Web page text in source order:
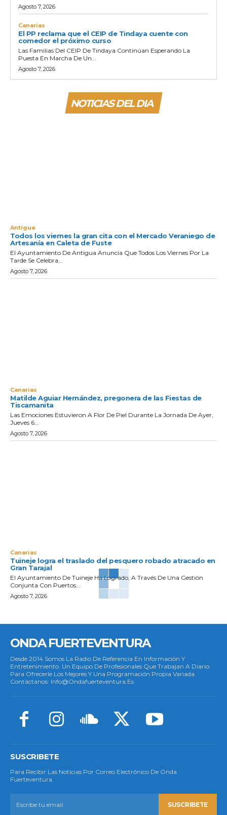
Agosto 7, 2026
Canarias
El PP reclama que el CEIP de Tindaya cuente con
comedor el próximo curso
Las Familias Del CEIP De Tindaya Continúan Esperando La
Puesta En Marcha De Un...
Agosto 7, 2026
NOTICIAS DEL DIA
Antigua
Todos los viernes la gran cita con el Mercado Veraniego de
Artesanía en Caleta de Fuste
El Ayuntamiento De Antigua Anuncia Que Todos Los Viernes Por La
Tarde Se Celebra...
Agosto 7, 2026
Canarias
Matilde Aguiar Hernández, pregonera de las Fiestas de
Tiscamanita
Las Emociones Estuvieron A Flor De Piel Durante La Jornada De Ayer,
Jueves 6...
Agosto 7, 2026
Canarias
Tuineje logra el traslado del pesquero robado atracado en
Gran Tarajal
El Ayuntamiento De Tuineje Ha Logrado, A Través De Una Gestión
Conjunta Con Puertos...
Agosto 7, 2026
ONDA FUERTEVENTURA
Desde 2014 Somos La Radio De Referencia En Información Y
Entretenimiento. Un Equipo De Profesionales Que Trabajan A Diario
Para Ofrecerle Los Mejores Y Una Programación Propia Variada.
Contáctanos: Info@ondafuerteventura.es
SUSCRIBETE
Para Recibir Las Noticias Por Correo Electrónico De Onda
Fuerteventura.
SUSCRIBETE